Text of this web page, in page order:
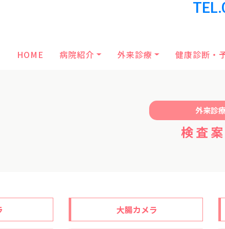
HOME 病院紹介 外来診療 健康診断・
外来診
検査
大腸カメラ